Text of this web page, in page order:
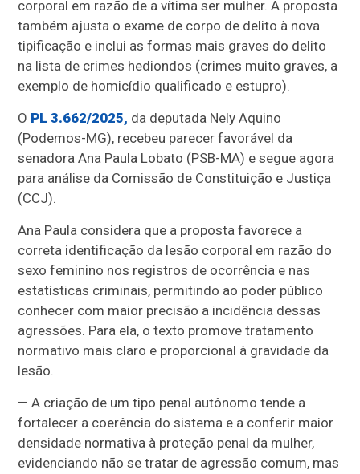
corporal em razão de a vítima ser mulher. A proposta
também ajusta o exame de corpo de delito à nova
tipificação e inclui as formas mais graves do delito
na lista de crimes hediondos (crimes muito graves, a
exemplo de homicídio qualificado e estupro).
O PL 3.662/2025, da deputada Nely Aquino
(Podemos-MG), recebeu parecer favorável da
senadora Ana Paula Lobato (PSB-MA) e segue agora
para análise da Comissão de Constituição e Justiça
(CCJ).
Ana Paula considera que a proposta favorece a
correta identificação da lesão corporal em razão do
sexo feminino nos registros de ocorrência e nas
estatísticas criminais, permitindo ao poder público
conhecer com maior precisão a incidência dessas
agressões. Para ela, o texto promove tratamento
normativo mais claro e proporcional à gravidade da
lesão.
— A criação de um tipo penal autônomo tende a
fortalecer a coerência do sistema e a conferir maior
densidade normativa à proteção penal da mulher,
evidenciando não se tratar de agressão comum, mas